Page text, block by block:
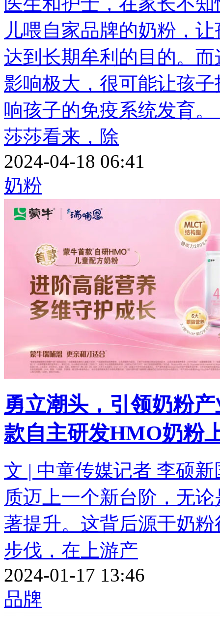
儿喂自家品牌的奶粉，
达到长期牟利的目的。
影响极大，很可能让孩
响孩子的免疫系统发育
莎莎看来，除
2024-04-18 06:41
奶粉
勇立潮头，引领奶粉
款自主研发HMO奶粉
文 | 中童传媒记者 李硕
质迈上一个新台阶，无
著提升。这背后源于奶
步伐，在上游产
2024-01-17 13:46
品牌